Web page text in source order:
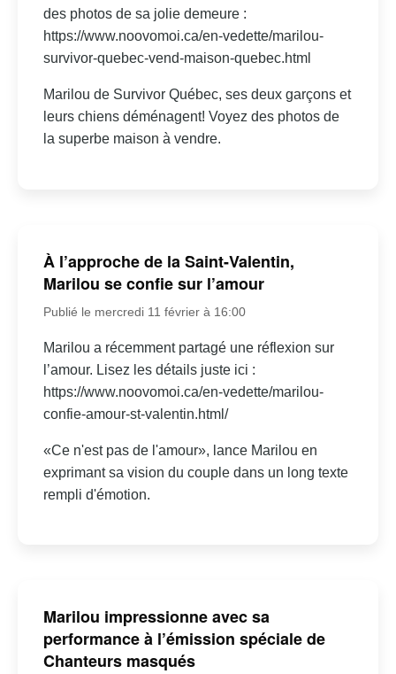
des photos de sa jolie demeure :
https://www.noovomoi.ca/en-vedette/marilou-
survivor-quebec-vend-maison-quebec.html
Marilou de Survivor Québec, ses deux garçons et
leurs chiens déménagent! Voyez des photos de
la superbe maison à vendre.
À l’approche de la Saint-Valentin,
Marilou se confie sur l’amour
Publié le mercredi 11 février à 16:00
Marilou a récemment partagé une réflexion sur
l’amour. Lisez les détails juste ici :
https://www.noovomoi.ca/en-vedette/marilou-
confie-amour-st-valentin.html/
«Ce n'est pas de l'amour», lance Marilou en
exprimant sa vision du couple dans un long texte
rempli d'émotion.
Marilou impressionne avec sa
performance à l’émission spéciale de
Chanteurs masqués